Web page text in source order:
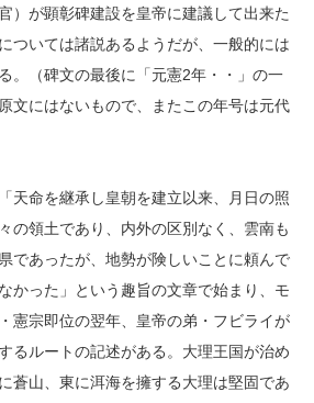
）が顕彰碑建設を皇帝に建議して出来た
ついては諸説あるようだが、一般的には
。（碑文の最後に「元憲2年・・」の一
文にはないもので、またこの年号は元代
天命を継承し皇朝を建立以来、月日の照
の領土であり、内外の区別なく、雲南も
であったが、地勢が険しいことに頼んで
かった」という趣旨の文章で始まり、モ
憲宗即位の翌年、皇帝の弟・フビライが
るルートの記述がある。大理王国が治め
蒼山、東に洱海を擁する大理は堅固であ